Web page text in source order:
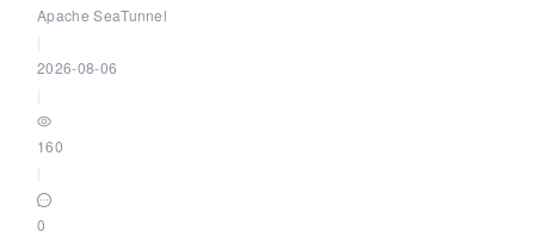
Asia 2026 主题演讲！
Apache SeaTunnel
2026-08-06
160
0